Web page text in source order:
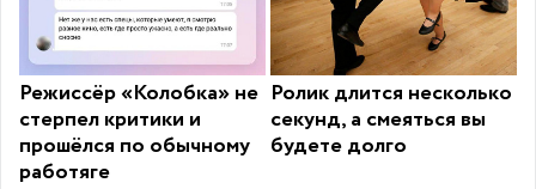
Режиссёр «Колобка» не
стерпел критики и
прошёлся по обычному
работяге
Ролик длится несколько
секунд, а смеяться вы
будете долго